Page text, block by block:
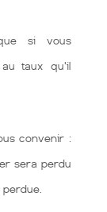
si vous
taux qu'il
convenir :
sera perdu